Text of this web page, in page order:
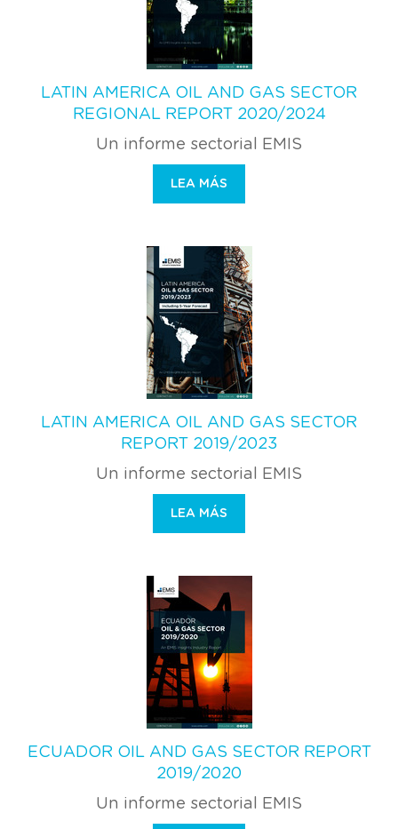
LATIN AMERICA OIL AND GAS SECTOR
REGIONAL REPORT 2020/2024
Un informe sectorial EMIS
LEA MÁS
LATIN AMERICA OIL AND GAS SECTOR
REPORT 2019/2023
Un informe sectorial EMIS
LEA MÁS
ECUADOR OIL AND GAS SECTOR REPORT
2019/2020
Un informe sectorial EMIS